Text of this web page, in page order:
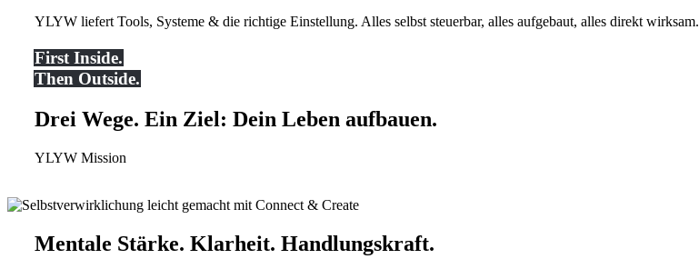
YLYW liefert Tools, Systeme & die richtige Einstellung. Alles selbst steuerbar, alles aufgebaut, alles direkt wirksam.
First Inside.
Then Outside.
Drei Wege. Ein Ziel: Dein Leben aufbauen.
YLYW Mission
Mentale Stärke. Klarheit. Handlungskraft.